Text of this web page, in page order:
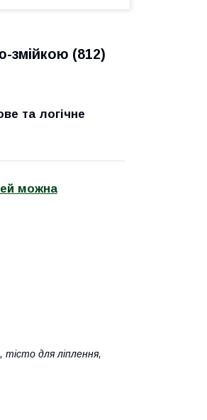
змійкою (812)
та логічне
можна
тісто для ліплення,